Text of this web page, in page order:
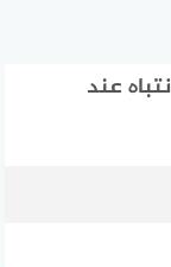
عند